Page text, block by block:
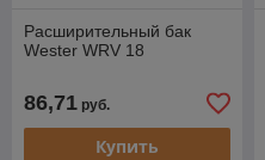
Расширительный бак
Wester WRV 18
86,71 руб.
Купить